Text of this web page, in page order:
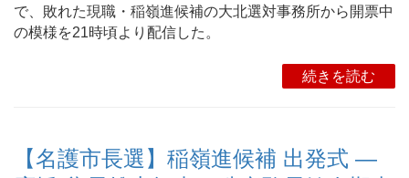
で、敗れた現職・稲嶺進候補の大北選対事務所から開票中
の模様を21時頃より配信した。
続きを読む
【名護市長選】稲嶺進候補 出発式 ―